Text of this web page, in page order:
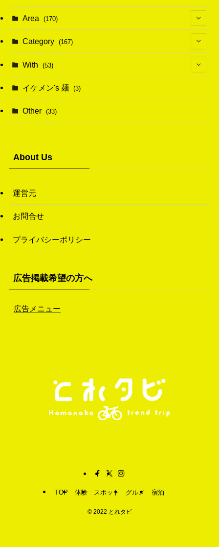
Area (170)
(1)
(38)
(26)
(46)
Category (167)
(114)
With (53)
(15)
(43)
(49)
イケメン's 麺 (3)
Other (33)
About Us
運営元
お問合せ
プライバシーポリシー
広告掲載希望の方へ
広告メニュー
TOP 体験 スポット グルメ 宿泊
©2022 とれタビ